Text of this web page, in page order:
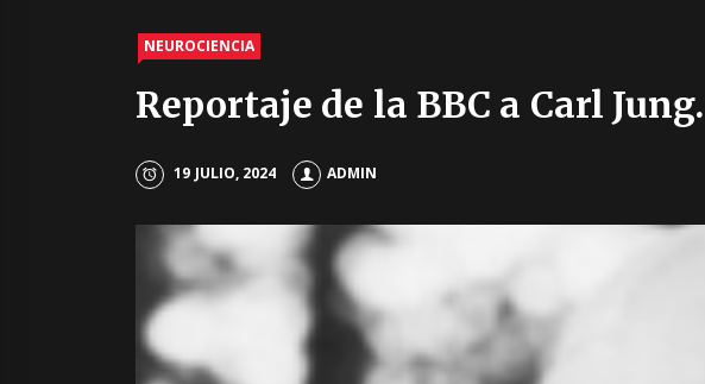
NEUROCIENCIA
Reportaje de la BBC a Carl Jung.
19 JULIO, 2024 ADMIN